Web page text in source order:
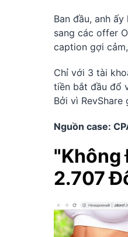
Ban đầu, anh
sang các offer
caption gợi
Chỉ với 3 tài
tiền bắt đầu đổ
Bởi vì
Nguồn case:
"Không
2.707